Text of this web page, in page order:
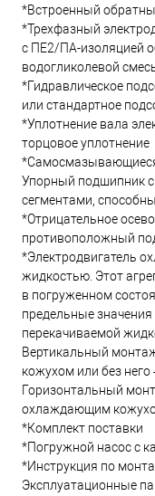
*Встроенный
*Трехфазный
с ПЕ2/ПА-изоляцией
водогликолевой
*Гидравлическое
или стандартное
*Уплотнение вала
торцовое уплотнение
Упорный подшипник
сегментами,
*Отрицательное
противоположный
*Электродвигатель
жидкостью. Этот
в погруженном
предельные
перекачиваемой
Вертикальный
кожухом или без
Горизонтальный
охлаждающим
*Комплект поставки
*Погружной насос с
*Инструкция по
Эксплуатационные